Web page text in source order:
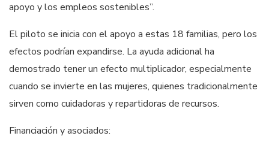
apoyo y los empleos sostenibles”.
El piloto se inicia con el apoyo a estas 18 familias, pero los
efectos podrían expandirse. La ayuda adicional ha
demostrado tener un efecto multiplicador, especialmente
cuando se invierte en las mujeres, quienes tradicionalmente
sirven como cuidadoras y repartidoras de recursos.
Financiación y asociados: